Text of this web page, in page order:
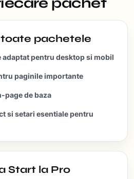
pachetele
adaptat pentru desktop si mobil
paginile importante
page de baza
si setari esentiale pentru
Start la Pro